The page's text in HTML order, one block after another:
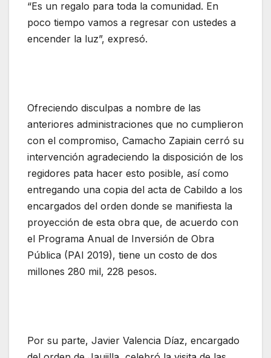
“Es un regalo para toda la comunidad. En
poco tiempo vamos a regresar con ustedes a
encender la luz”, expresó.
Ofreciendo disculpas a nombre de las
anteriores administraciones que no cumplieron
con el compromiso, Camacho Zapiain cerró su
intervención agradeciendo la disposición de los
regidores pata hacer esto posible, así como
entregando una copia del acta de Cabildo a los
encargados del orden donde se manifiesta la
proyección de esta obra que, de acuerdo con
el Programa Anual de Inversión de Obra
Pública (PAI 2019), tiene un costo de dos
millones 280 mil, 228 pesos.
Por su parte, Javier Valencia Díaz, encargado